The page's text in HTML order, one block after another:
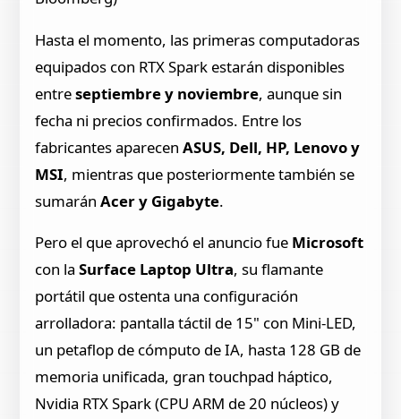
Hasta el momento, las primeras computadoras
equipados con RTX Spark estarán disponibles
entreseptiembre y noviembre, aunque sin
fecha ni precios confirmados. Entre los
fabricantes aparecenASUS, Dell, HP, Lenovo y
MSI, mientras que posteriormente también se
sumaránAcer y Gigabyte.
Pero el que aprovechó el anuncio fue Microsoft
con la Surface Laptop Ultra, su flamante
portátil que ostenta una configuración
arrolladora: pantalla táctil de 15" con Mini-LED,
un petaflop de cómputo de IA, hasta 128 GB de
memoria unificada, gran touchpad háptico,
Nvidia RTX Spark (CPU ARM de 20 núcleos) y